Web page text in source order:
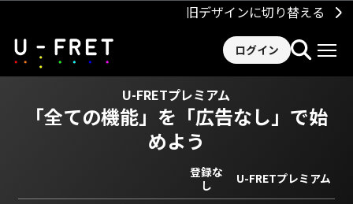
旧デザインに切り替える
ログイン
U-FRETプレミアム
「全ての機能」を 「広告なし」で始
めよう
登録な
し
U-FRETプレミアム